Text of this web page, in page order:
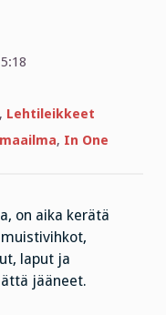
, Lehtileikkeet
, In One
on aika kerätä
laput ja
jääneet.